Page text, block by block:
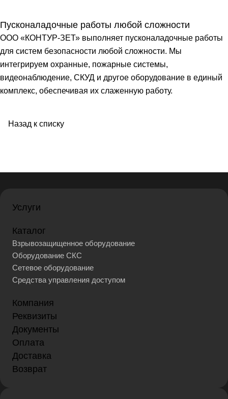
Пусконаладочные работы любой сложности
ООО «КОНТУР-ЗЕТ» выполняет пусконаладочные работы
для систем безопасности любой сложности. Мы
интегрируем охранные, пожарные системы,
видеонаблюдение, СКУД и другое оборудование в единый
комплекс, обеспечивая их слаженную работу.
Назад к списку
Услуги
Каталог
Взрывозащищенное оборудование
Оборудование СКС
Сетевое оборудование
Средства управления доступом
Компания
Реквизиты
Документы
Оплата
Доставка
Возврат